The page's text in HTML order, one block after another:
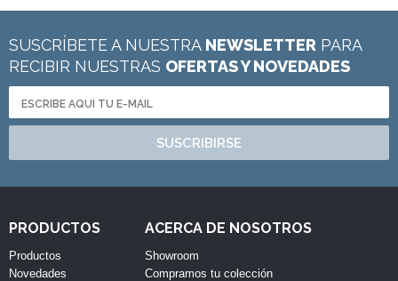
SUSCRÍBETE A NUESTRA NEWSLETTER PARA
RECIBIR NUESTRAS OFERTAS Y NOVEDADES
SUSCRIBIRSE
PRODUCTOS
Productos
Novedades
ACERCA DE NOSOTROS
Showroom
Compramos tu colección